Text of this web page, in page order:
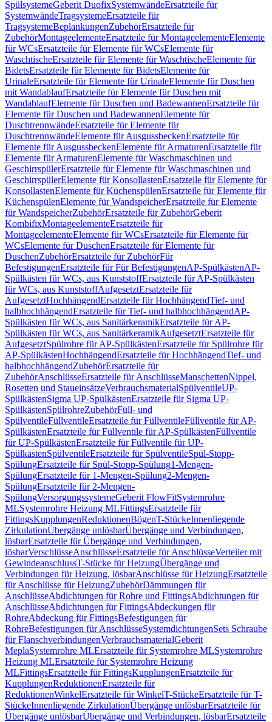
SpülsystemeGeberit DuofixSystemwändeErsatzteile für
SystemwändeTragsystemeErsatzteile für
TragsystemeBeplankungenZubehörErsatzteile für
ZubehörMontageelementeErsatzteile für MontageelementeElemente
für WCsErsatzteile für Elemente für WCsElemente für
WaschtischeErsatzteile für Elemente für WaschtischeElemente für
BidetsErsatzteile für Elemente für BidetsElemente für
UrinaleErsatzteile für Elemente für UrinaleElemente für Duschen
mit WandablaufErsatzteile für Elemente für Duschen mit
WandablaufElemente für Duschen und BadewannenErsatzteile für
Elemente für Duschen und BadewannenElemente für
DuschtrennwändeErsatzteile für Elemente für
DuschtrennwändeElemente für AusgussbeckenErsatzteile für
Elemente für AusgussbeckenElemente für ArmaturenErsatzteile für
Elemente für ArmaturenElemente für Waschmaschinen und
GeschirrspülerErsatzteile für Elemente für Waschmaschinen und
GeschirrspülerElemente für KonsollastenErsatzteile für Elemente für
KonsollastenElemente für KüchenspülenErsatzteile für Elemente für
KüchenspülenElemente für WandspeicherErsatzteile für Elemente
für WandspeicherZubehörErsatzteile für ZubehörGeberit
KombifixMontageelementeErsatzteile für
MontageelementeElemente für WCsErsatzteile für Elemente für
WCsElemente für DuschenErsatzteile für Elemente für
DuschenZubehörErsatzteile für ZubehörFür
BefestigungenErsatzteile für Für BefestigungenAP-SpülkästenAP-
Spülkästen für WCs, aus KunststoffErsatzteile für AP-Spülkästen
für WCs, aus KunststoffAufgesetztErsatzteile für
AufgesetztHochhängendErsatzteile für HochhängendTief- und
halbhochhängendErsatzteile für Tief- und halbhochhängendAP-
Spülkästen für WCs, aus SanitärkeramikErsatzteile für AP-
Spülkästen für WCs, aus SanitärkeramikAufgesetztErsatzteile für
AufgesetztSpülrohre für AP-SpülkästenErsatzteile für Spülrohre für
AP-SpülkästenHochhängendErsatzteile für HochhängendTief- und
halbhochhängendZubehörErsatzteile für
ZubehörAnschlüsseErsatzteile für AnschlüsseManschettenNippel,
Rosetten und StaueinsätzeVerbrauchsmaterialSpülventileUP-
SpülkästenSigma UP-SpülkästenErsatzteile für Sigma UP-
SpülkästenSpülrohreZubehörFüll- und
SpülventileFüllventileErsatzteile für FüllventileFüllventile für AP-
SpülkästenErsatzteile für Füllventile für AP-SpülkästenFüllventile
für UP-SpülkästenErsatzteile für Füllventile für UP-
SpülkästenSpülventileErsatzteile für SpülventileSpül-Stopp-
SpülungErsatzteile für Spül-Stopp-Spülung1-Mengen-
SpülungErsatzteile für 1-Mengen-Spülung2-Mengen-
SpülungErsatzteile für 2-Mengen-
SpülungVersorgungssystemeGeberit FlowFitSystemrohre
MLSystemrohre Heizung MLFittingsErsatzteile für
FittingsKupplungenReduktionenBögenT-StückeInnenliegende
ZirkulationÜbergänge unlösbarÜbergänge und Verbindungen,
lösbarErsatzteile für Übergänge und Verbindungen,
lösbarVerschlüsseAnschlüsseErsatzteile für AnschlüsseVerteiler mit
GewindeanschlussT-Stücke für HeizungÜbergänge und
Verbindungen für Heizung, lösbarAnschlüsse für HeizungErsatzteile
für Anschlüsse für HeizungZubehörDämmungen für
AnschlüsseAbdichtungen für Rohre und FittingsAbdichtungen für
AnschlüsseAbdichtungen für FittingsAbdeckungen für
RohreAbdeckung für FittingsBefestigungen für
RohreBefestigungen für AnschlüsseSystemdichtungenSets Schraube
für FlanschverbindungenVerbrauchsmaterialGeberit
MeplaSystemrohre MLErsatzteile für Systemrohre MLSystemrohre
Heizung MLErsatzteile für Systemrohre Heizung
MLFittingsErsatzteile für FittingsKupplungenErsatzteile für
KupplungenReduktionenErsatzteile für
ReduktionenWinkelErsatzteile für WinkelT-StückeErsatzteile für T-
StückeInnenliegende ZirkulationÜbergänge unlösbarErsatzteile für
Übergänge unlösbarÜbergänge und Verbindungen, lösbarErsatzteile